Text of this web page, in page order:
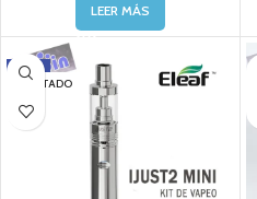
LEER MÁS
-19%
AGOTADO